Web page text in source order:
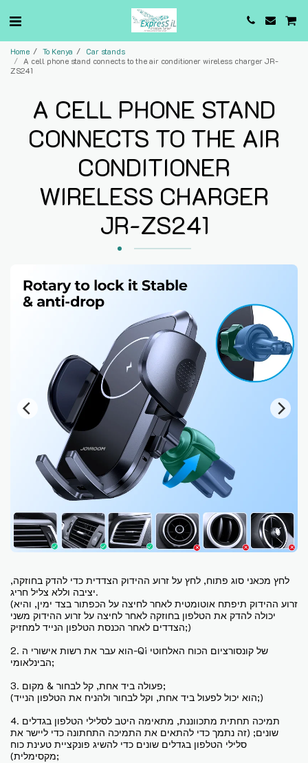
Home To Kenya
Car stands
A cell phone stand connects to the air conditioner wireless charger JR-
ZS241
A CELL PHONE STAND
CONNECTS TO THE AIR
CONDITIONER
WIRELESS CHARGER
JR-ZS241
לחץ מכאני סוג פתוח, לחץ על זרוע ההידוק הצדדית כדי להדק בחוזקה,
יציבה וללא צליל חריג.
(זרוע ההידוק תיפתח אוטומטית לאחר לחיצה על הכפתור בצד ימין, והיא
יכולה להדק את הטלפון בחוזקה לאחר לחיצה על זרוע ההידוק משני
הצדדים לאחר הכנסת הטלפון הנייד למחזיק;)
2. הוא עבר את רשות אישורי ה-Qi של קונסורציום הכוח האלחוטי
הבינלאומי;
3. פעולה ביד אחת, קל לבחור & מקום;
(הוא יכול לפעול ביד אחת, וקל לבחור ולהניח את הטלפון הנייד;)
4. תמיכה תחתית מתכווננת, מתאימה היטב לסלילי הטלפון בגדלים
שונים; (זה נתמך כדי להתאים את התמיכה התחתונה כדי ליישר את
סלילי הטלפון בגדלים שונים כדי להשיג פונקציית טעינת כוח
מקסימלית);